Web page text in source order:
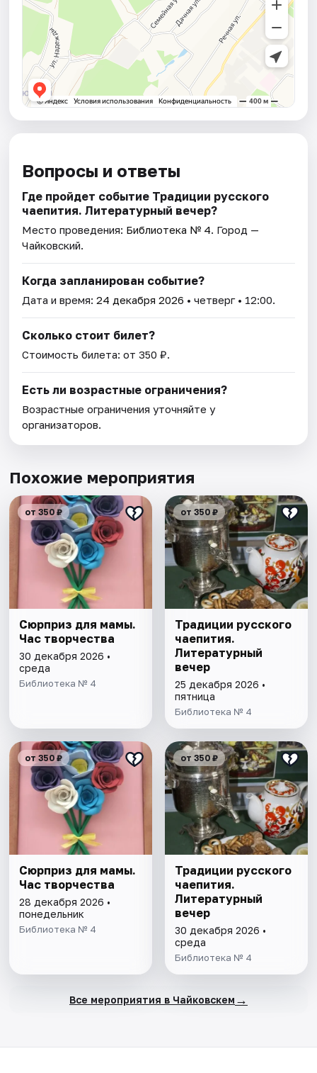
Вопросы и ответы
Где пройдет событие Традиции русского
чаепития. Литературный вечер?
Место проведения: Библиотека № 4. Город —
Чайковский.
Когда запланирован событие?
Дата и время:24 декабря 2026 • четверг • 12:00.
Сколько стоит билет?
Стоимость билета: от 350 ₽.
Есть ли возрастные ограничения?
Возрастные ограничения уточняйте у
организаторов.
Похожие мероприятия
от 350 ₽
Сюрприз для мамы.
Час творчества
30 декабря 2026 •
среда
Библиотека № 4
от 350 ₽
Традиции русского
чаепития.
Литературный
вечер
25 декабря 2026 •
пятница
Библиотека № 4
от 350 ₽
Сюрприз для мамы.
Час творчества
28 декабря 2026 •
понедельник
Библиотека № 4
от 350 ₽
Традиции русского
чаепития.
Литературный
вечер
30 декабря 2026 •
среда
Библиотека № 4
Все мероприятия в Чайковскем →